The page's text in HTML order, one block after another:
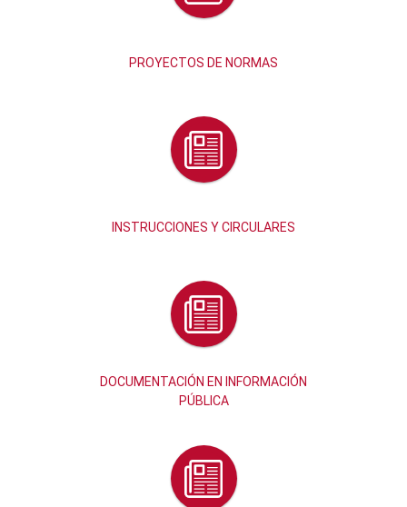
PROYECTOS DE NORMAS
INSTRUCCIONES Y CIRCULARES
DOCUMENTACIÓN EN INFORMACIÓN
PÚBLICA